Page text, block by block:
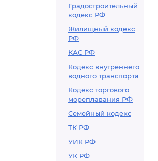
Градостроительный
кодекс РФ
Жилищный кодекс
РФ
КАС РФ
Кодекс внутреннего
водного транспорта
Кодекс торгового
мореплавания РФ
Семейный кодекс
ТК РФ
УИК РФ
УК РФ